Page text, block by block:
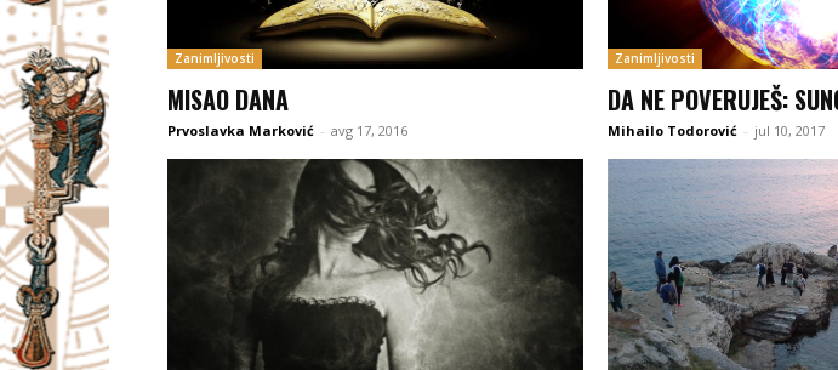
Zanimljivosti
MISAO DANA
Prvoslavka Marković - avg 17, 2016
Zanimljivosti
DA NE POVERUJEŠ:
Mihailo Todorović - jul 10, 2017